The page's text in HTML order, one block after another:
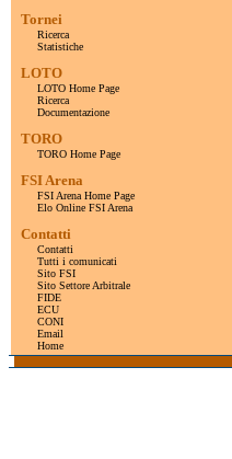
Tornei
Ricerca
Statistiche
LOTO
LOTO Home Page
Ricerca
Documentazione
TORO
TORO Home Page
FSI Arena
FSI Arena Home Page
Elo Online FSI Arena
Contatti
Contatti
Tutti i comunicati
Sito FSI
Sito Settore Arbitrale
FIDE
ECU
CONI
Email
Home